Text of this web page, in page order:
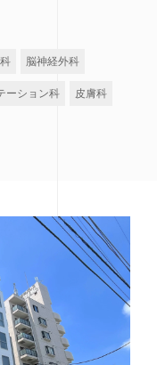
脳神経外科
ーション科 皮膚科